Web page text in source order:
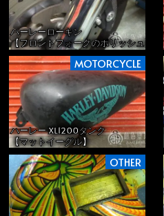
ハーレーローキン
【フロントフォークのポリッシュ】
MOTORCYCLE
ハーレー XL1200タンク
【マットイーグル】
OTHER